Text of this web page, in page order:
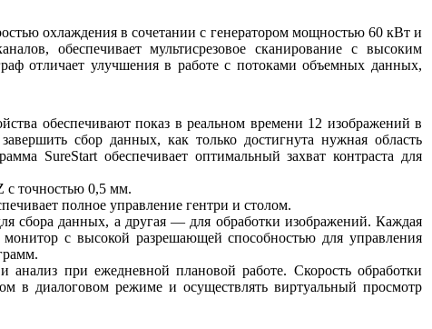
охлаждения в сочетании с генератором мощностью 60 кВт и
обеспечивает мультисрезовое сканирование с высоким
отличает улучшения в работе с потоками объемных данных,
обеспечивают показ в реальном времени 12 изображений в
сбор данных, как только достигнута нужная область
SureStart обеспечивает оптимальный захват контраста для
с точностью 0,5 мм.
полное управление гентри и столом.
сбора данных, а другая — для обработки изображений. Каждая
с высокой разрешающей способностью для управления
при ежедневной плановой работе. Скорость обработки
в диалоговом режиме и осуществлять виртуальный просмотр